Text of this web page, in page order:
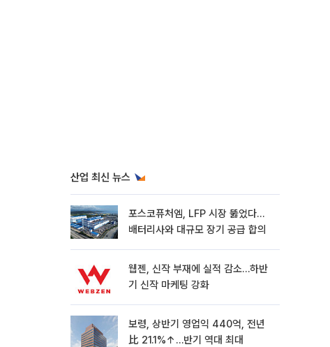
산업 최신 뉴스
포스코퓨처엠, LFP 시장 뚫었다…
배터리사와 대규모 장기 공급 합의
웹젠, 신작 부재에 실적 감소…하반
기 신작 마케팅 강화
보령, 상반기 영업익 440억, 전년
比 21.1%↑…반기 역대 최대